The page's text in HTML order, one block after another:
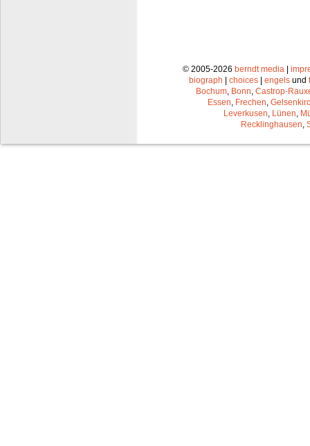
© 2005-2026 berndt media |
biograph | choices | engels und
Bochum Bonn Castrop-
Essen Frechen
Leverkusen Lünen
Recklinghausen